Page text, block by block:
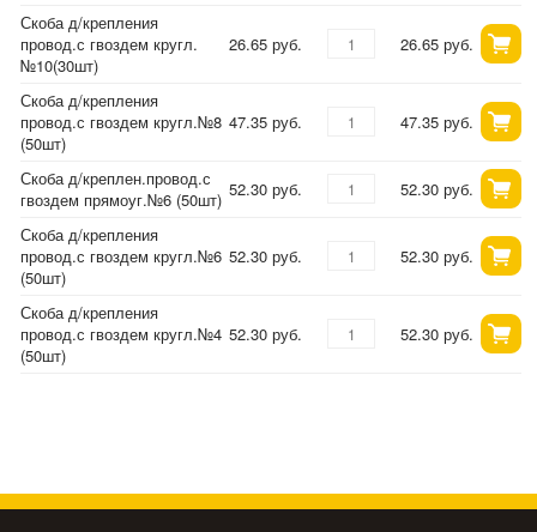
Скоба д/крепления
провод.с гвоздем кругл.
№10(30шт)
26.65 руб. 26.65 руб.
Скоба д/крепления
провод.с гвоздем кругл.№8
(50шт)
47.35 руб. 47.35 руб.
Скоба д/креплен.провод.с
гвоздем прямоуг.№6 (50шт) 52.30 руб.
52.30 руб.
Скоба д/крепления
провод.с гвоздем кругл.№6
(50шт)
52.30 руб. 52.30 руб.
Скоба д/крепления
провод.с гвоздем кругл.№4
(50шт)
52.30 руб. 52.30 руб.